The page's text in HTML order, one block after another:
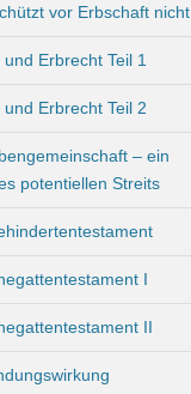
vor Erbschaft nicht
und Erbrecht Teil 1
und Erbrecht Teil 2
– ein
potentiellen Streits
I
II